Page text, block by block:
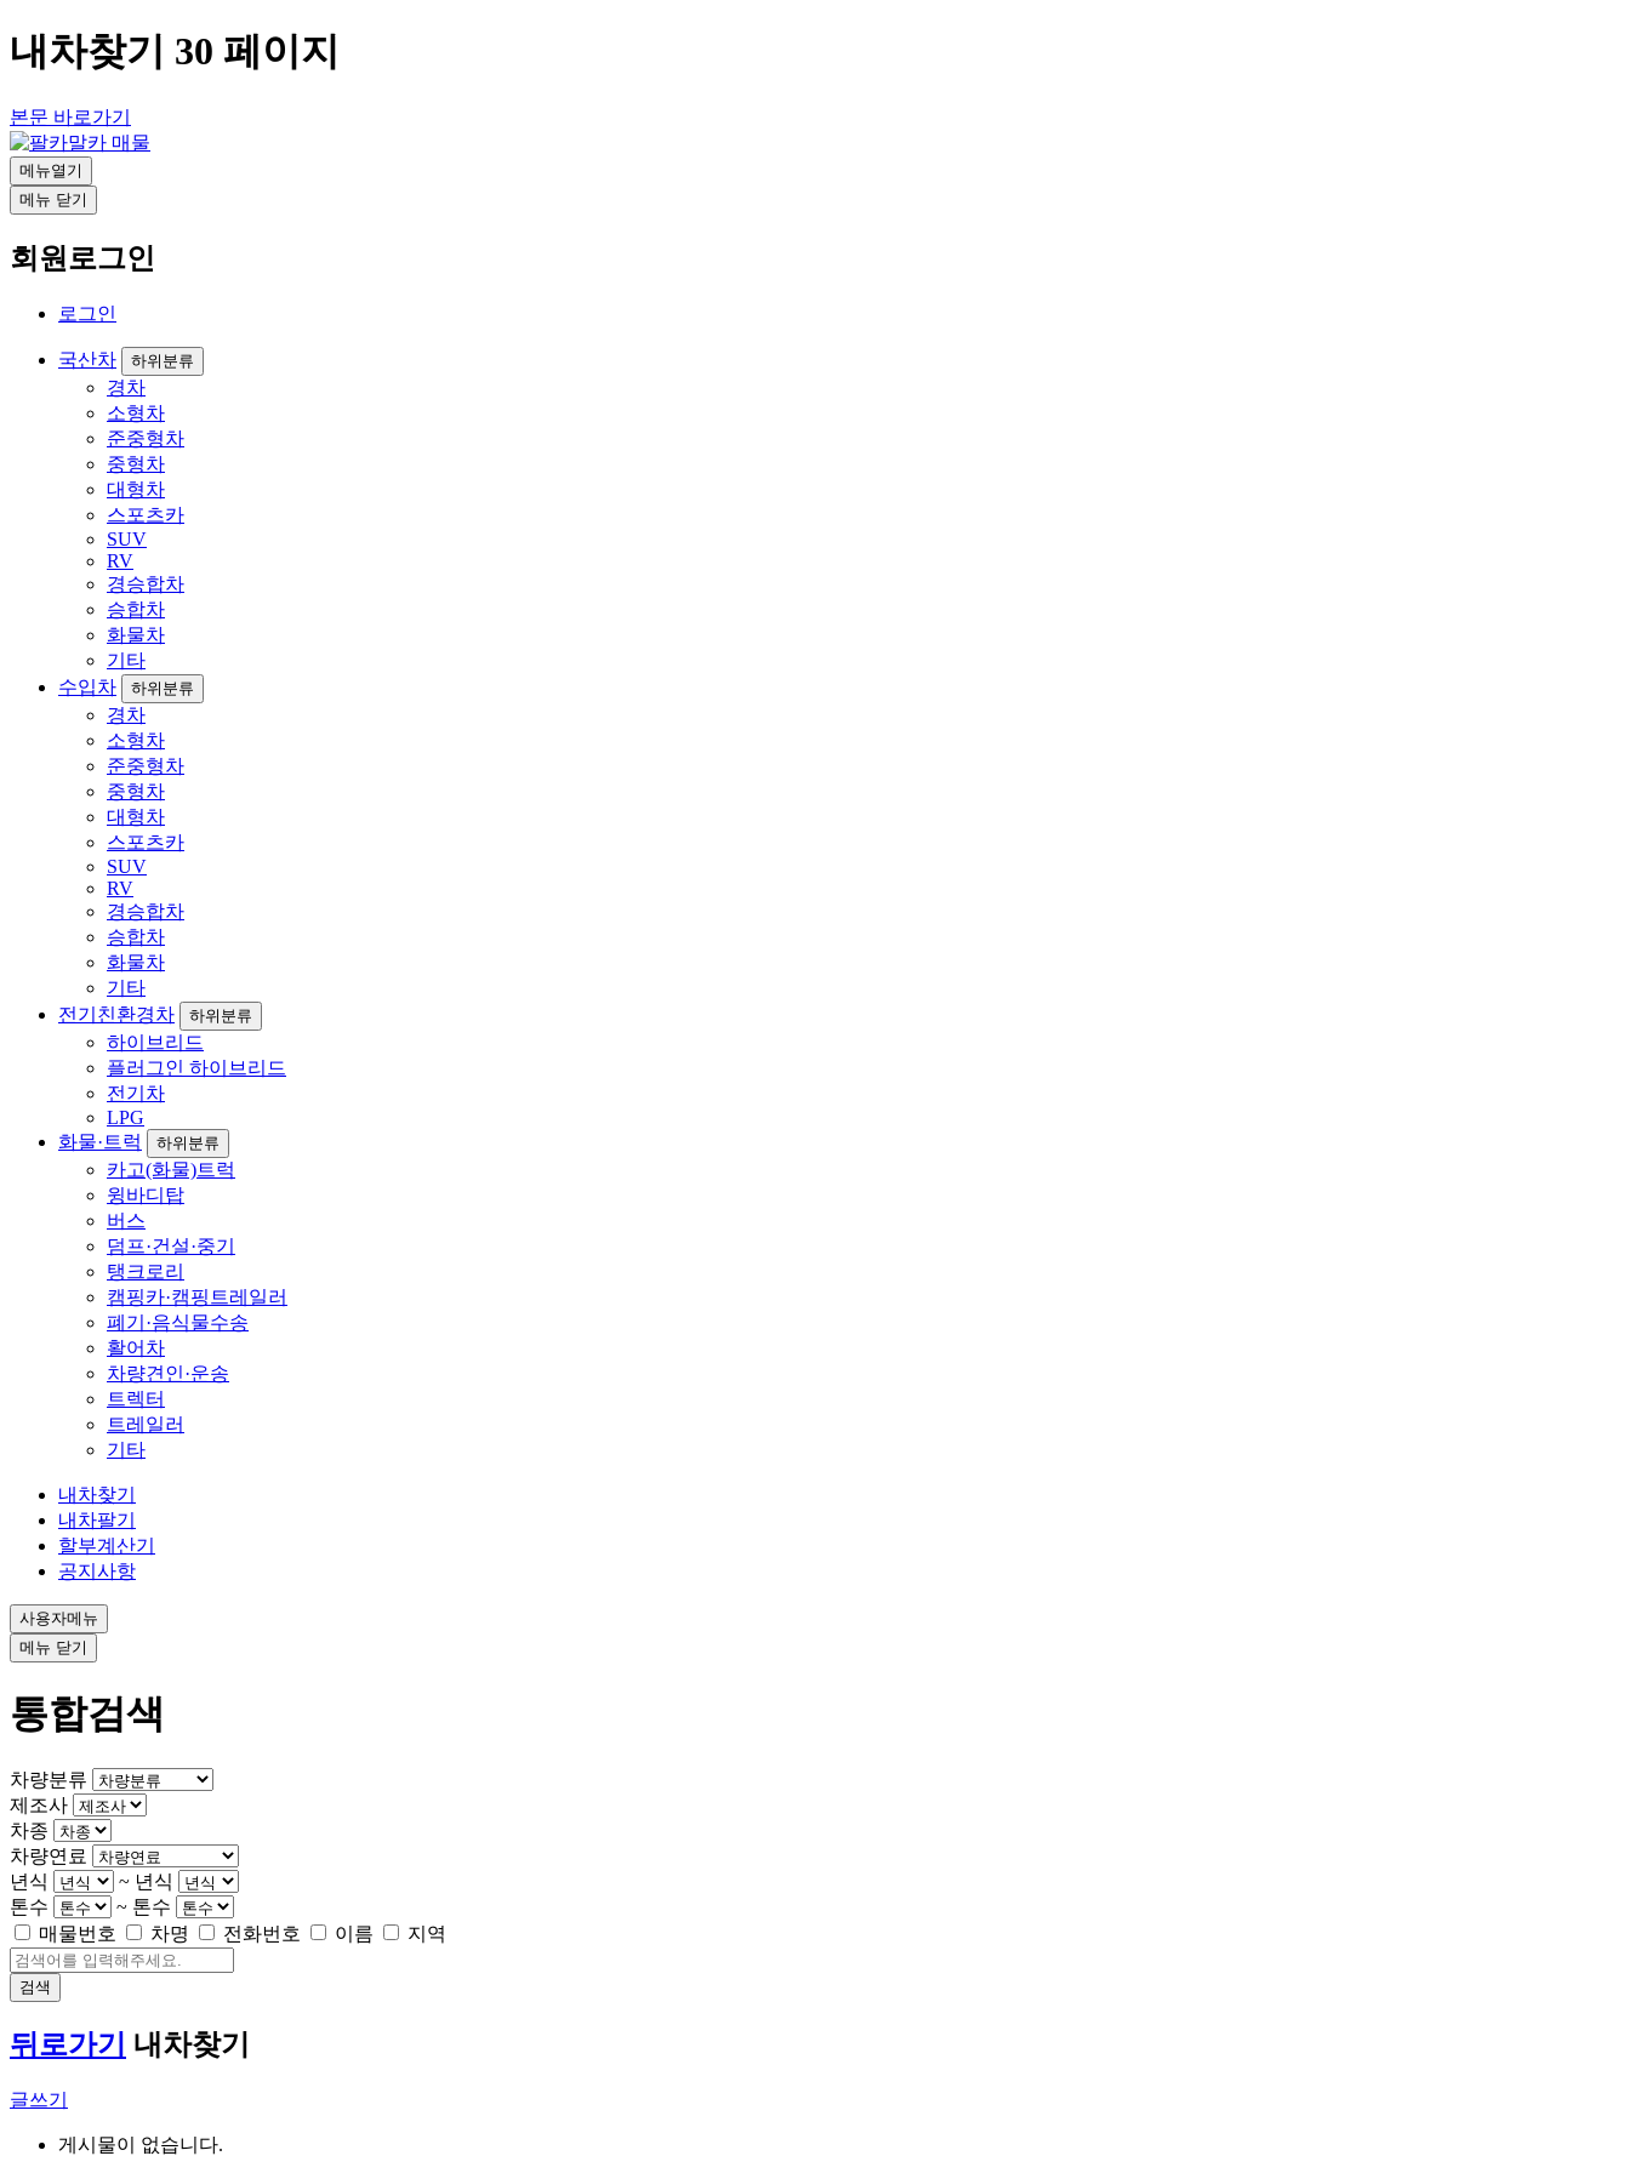
내차찾기 30 페이지
본문 바로가기
메뉴열기
메뉴 닫기
회원로그인
로그인
국산차 하위분류
경차
소형차
준중형차
중형차
대형차
스포츠카
SUV
RV
경승합차
승합차
화물차
기타
수입차
하위분류
경차
소형차
준중형차
중형차
대형차
스포츠카
SUV
RV
경승합차
승합차
화물차
기타
전기친환경차
하위분류
하이브리드
플러그인 하이브리드
전기차
LPG
화물·트럭
하위분류
카고(화물)트럭
윙바디탑
버스
덤프·건설·중기
탱크로리
캠핑카·캠핑트레일러
폐기·음식물수송
활어차
차량견인·운송
트렉터
트레일러
기타
내차찾기
내차팔기
할부계산기
공지사항
사용자메뉴
메뉴 닫기
통합검색
차량분류
제조사
차종
차량연료
년식
~ 년식
톤수
~ 톤수
매물번호
차명 전화번호 이름 지역
검색
뒤로가기 내차찾기
글쓰기
게시물이 없습니다.